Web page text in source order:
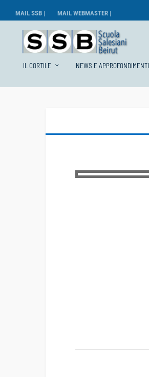
MAIL SSB | MAIL WEBMASTER |
IL CORTILE NEWS E APPROFONDIMENTI